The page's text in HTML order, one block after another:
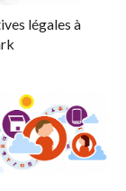
légales à